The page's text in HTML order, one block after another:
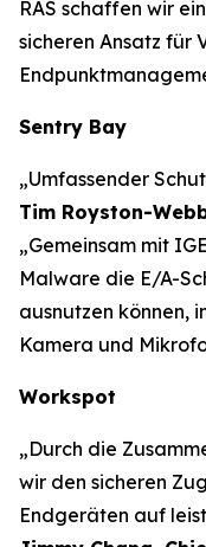
RAS schaffen wir
sicheren Ansatz für
Sentry Bay
„Umfassender
Tim Royston-
„Gemeinsam mit
Malware die E/A-
ausnutzen können,
Kamera und
Workspot
„Durch die
wir den sicheren
Endgeräten auf